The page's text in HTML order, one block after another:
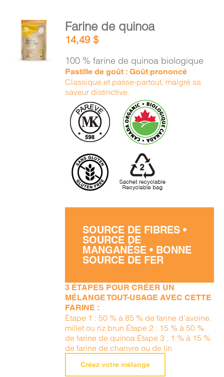
AJOUTER
AU
PANIER
DÉTAILS
Farine de quinoa
14,49$
100 % farine de quinoa biologique
Pastille de goût : Goût prononcé
Classique et passe-partout, malgré sa
saveur distinctive.
SOURCE DE FIBRES •
SOURCE DE
MANGANÈSE • BONNE
SOURCE DE FER
3 ÉTAPES POUR CRÉER UN
MÉLANGE TOUT-USAGE AVEC CETTE
FARINE :
Étape 1 : 50 % à 85 % de farine d’avoine,
millet ou riz brun Étape 2 : 15 % à 50 %
de farine de quinoa Étape 3 : 1 % à 15 %
de farine de chanvre ou de lin
Créez votre mélange